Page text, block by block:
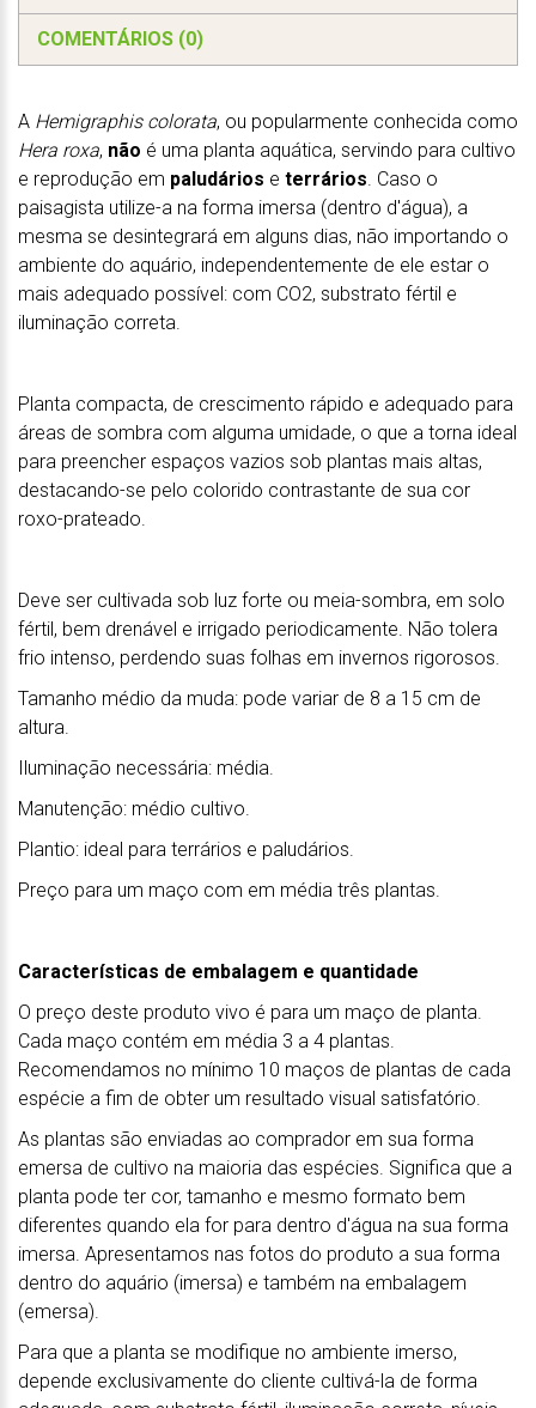
COMENTÁRIOS (0)
A Hemigraphis colorata, ou popularmente conhecida como
Hera roxa, não é uma planta aquática, servindo para cultivo
e reprodução em paludários e terrários. Caso o
paisagista utilize-a na forma imersa (dentro d'água), a
mesma se desintegrará em alguns dias, não importando o
ambiente do aquário, independentemente de ele estar o
mais adequado possível: com CO2, substrato fértil e
iluminação correta.
Planta compacta, de crescimento rápido e adequado para
áreas de sombra com alguma umidade, o que a torna ideal
para preencher espaços vazios sob plantas mais altas,
destacando-se pelo colorido contrastante de sua cor
roxo-prateado.
Deve ser cultivada sob luz forte ou meia-sombra, em solo
fértil, bem drenável e irrigado periodicamente. Não tolera
frio intenso, perdendo suas folhas em invernos rigorosos.
Tamanho médio da muda: pode variar de 8 a 15 cm de
altura.
Iluminação necessária: média.
Manutenção: médio cultivo.
Plantio: ideal para terrários e paludários.
Preço para um maço com em média três plantas.
Características de embalagem e quantidade
O preço deste produto vivo é para um maço de planta.
Cada maço contém em média 3 a 4 plantas.
Recomendamos no mínimo 10 maços de plantas de cada
espécie a fim de obter um resultado visual satisfatório.
As plantas são enviadas ao comprador em sua forma
emersa de cultivo na maioria das espécies. Significa que a
planta pode ter cor, tamanho e mesmo formato bem
diferentes quando ela for para dentro d'água na sua forma
imersa. Apresentamos nas fotos do produto a sua forma
dentro do aquário (imersa) e também na embalagem
(emersa).
Para que a planta se modifique no ambiente imerso,
depende exclusivamente do cliente cultivá-la de forma